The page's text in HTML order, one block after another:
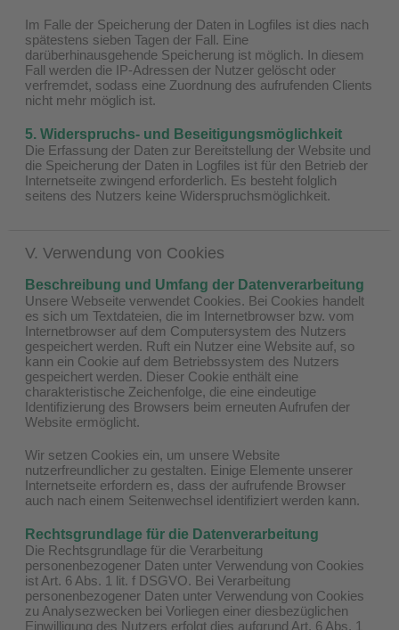
Im Falle der Speicherung der Daten in Logfiles ist dies nach
spätestens sieben Tagen der Fall. Eine
darüberhinausgehende Speicherung ist möglich. In diesem
Fall werden die IP-Adressen der Nutzer gelöscht oder
verfremdet, sodass eine Zuordnung des aufrufenden Clients
nicht mehr möglich ist.
5. Widerspruchs- und Beseitigungsmöglichkeit
Die Erfassung der Daten zur Bereitstellung der Website und
die Speicherung der Daten in Logfiles ist für den Betrieb der
Internetseite zwingend erforderlich. Es besteht folglich
seitens des Nutzers keine Widerspruchsmöglichkeit.
V. Verwendung von Cookies
Beschreibung und Umfang der Datenverarbeitung
Unsere Webseite verwendet Cookies. Bei Cookies handelt
es sich um Textdateien, die im Internetbrowser bzw. vom
Internetbrowser auf dem Computersystem des Nutzers
gespeichert werden. Ruft ein Nutzer eine Website auf, so
kann ein Cookie auf dem Betriebssystem des Nutzers
gespeichert werden. Dieser Cookie enthält eine
charakteristische Zeichenfolge, die eine eindeutige
Identifizierung des Browsers beim erneuten Aufrufen der
Website ermöglicht.
Wir setzen Cookies ein, um unsere Website
nutzerfreundlicher zu gestalten. Einige Elemente unserer
Internetseite erfordern es, dass der aufrufende Browser
auch nach einem Seitenwechsel identifiziert werden kann.
Rechtsgrundlage für die Datenverarbeitung
Die Rechtsgrundlage für die Verarbeitung
personenbezogener Daten unter Verwendung von Cookies
ist Art. 6 Abs. 1 lit. f DSGVO. Bei Verarbeitung
personenbezogener Daten unter Verwendung von Cookies
zu Analysezwecken bei Vorliegen einer diesbezüglichen
Einwilligung des Nutzers erfolgt dies aufgrund Art. 6 Abs. 1